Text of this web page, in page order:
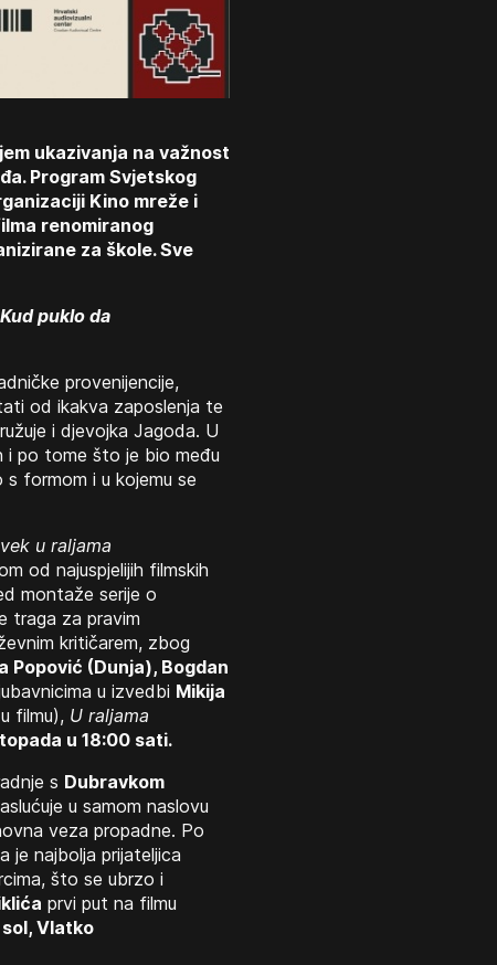
ukazivanja na važnost
Program Svjetskog
Kino mreže i
renomiranog
za škole. Sve
Kud puklo da
provenijencije,
od ikakva zaposlenja te
i djevojka Jagoda. U
i po tome što je bio među
formom i u kojemu se
u raljama
od najuspjelijih filmskih
montaže serije o
traga za pravim
kritičarem, zbog
Popović (Dunja), Bogdan
u izvedbi Mikija
filmu), U raljama
u 18:00 sati.
s Dubravkom
u samom naslovu
veza propadne. Po
je najbolja prijateljica
što se ubrzo i
prvi put na filmu
sol, Vlatko